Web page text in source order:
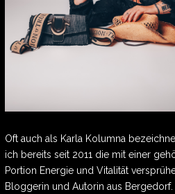
Oft auch als Karla Kolumna
ich bereits seit 2011 die mit einer
Portion Energie und Vitalität
Bloggerin und Autorin aus Bergedorf.